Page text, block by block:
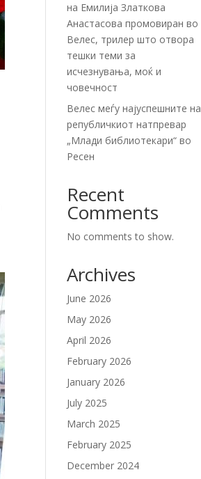
на Емилија Златкова
Анастасова промовиран во
Велес, трилер што отвора
тешки теми за
исчезнувања, моќ и
човечност
Велес меѓу најуспешните на
републичкиот натпревар
„Млади библиотекари“ во
Ресен
Recent
Comments
No comments to show.
Archives
June 2026
May 2026
April 2026
February 2026
January 2026
July 2025
March 2025
February 2025
December 2024